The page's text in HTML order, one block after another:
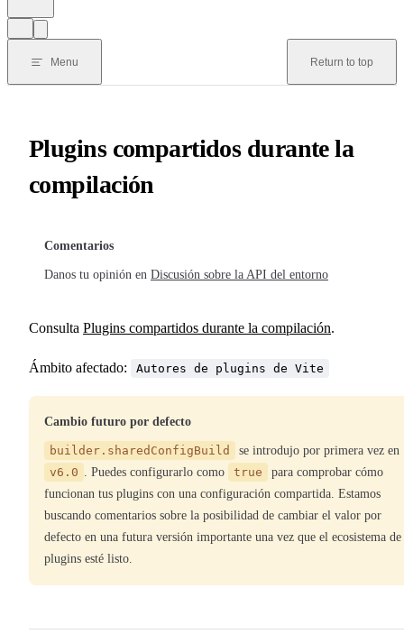
Menu Return to top
Plugins compartidos durante la
compilación
Comentarios
Danos tu opinión en Discusión sobre la API del entorno
Consulta Plugins compartidos durante la compilación.
Ámbito afectado: Autores de plugins de Vite
Cambio futuro por defecto
builder.sharedConfigBuild
se introdujo por primera vez en
v6.0 . Puedes configurarlo como true
para comprobar cómo
funcionan tus plugins con una configuración compartida. Estamos
buscando comentarios sobre la posibilidad de cambiar el valor por
defecto en una futura versión importante una vez que el ecosistema de
plugins esté listo.